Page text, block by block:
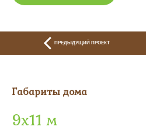
ПРЕДЫДУЩИЙ ПРОЕКТ
Габариты дома
9х11 м